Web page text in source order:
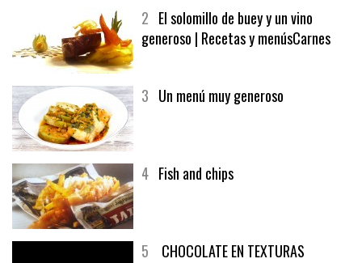
2 El solomillo de buey y un vino
generoso | Recetas y menúsCarnes
3 Un menú muy generoso
4 Fish and chips
5 CHOCOLATE EN TEXTURAS